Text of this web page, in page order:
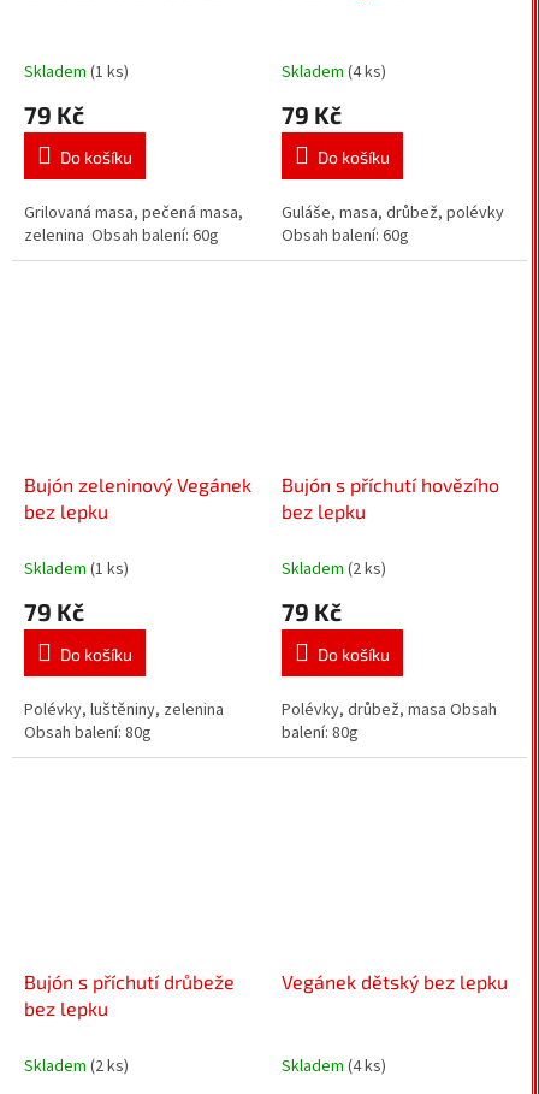
Skladem (1 ks)
79 Kč
Do košíku
Grilovaná masa, pečená masa,
zelenina Obsah balení: 60g
Skladem (4 ks)
79 Kč
Do košíku
Guláše, masa, drůbež, polévky
Obsah balení: 60g
Bujón zeleninový Vegánek
bez lepku
Skladem (1 ks)
79 Kč
Do košíku
Polévky, luštěniny, zelenina
Obsah balení: 80g
Bujón s příchutí hovězího
bez lepku
Skladem (2 ks)
79 Kč
Do košíku
Polévky, drůbež, masa Obsah
balení: 80g
Bujón s příchutí drůbeže
bez lepku
Skladem (2 ks)
Vegánek dětský bez lepku
Skladem (4 ks)